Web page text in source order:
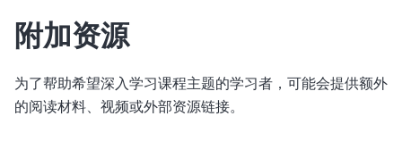
附加资源
为了帮助希望深入学习课程主题的学习者，可能会提供额外
的阅读材料、视频或外部资源链接。